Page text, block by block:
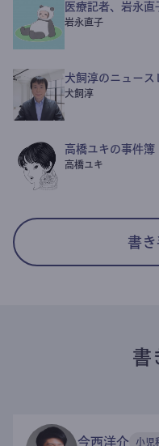
医療記者、岩永
岩永直子
犬飼淳のニュース
犬飼淳
高橋ユキの事件簿
高橋ユキ
書き
書
今西洋介 小児